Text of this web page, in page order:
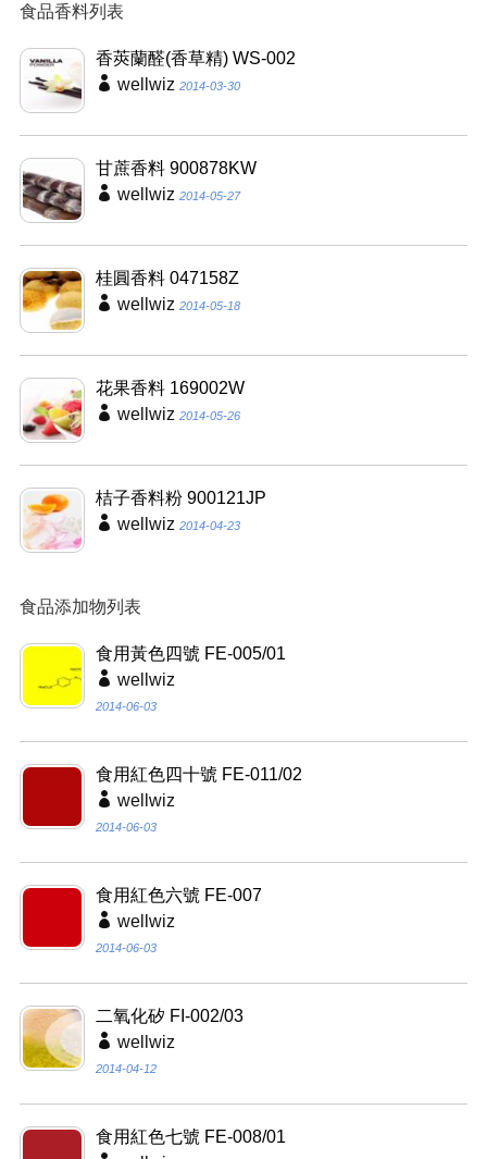
食品香料列表
香莢蘭醛(香草精) WS-002
wellwiz 2014-03-30
甘蔗香料 900878KW
wellwiz 2014-05-27
桂圓香料 047158Z
wellwiz 2014-05-18
花果香料 169002W
wellwiz 2014-05-26
桔子香料粉 900121JP
wellwiz 2014-04-23
食品添加物列表
食用黃色四號 FE-005/01
wellwiz
2014-06-03
食用紅色四十號 FE-011/02
wellwiz
2014-06-03
食用紅色六號 FE-007
wellwiz
2014-06-03
二氧化矽 FI-002/03
wellwiz
2014-04-12
食用紅色七號 FE-008/01